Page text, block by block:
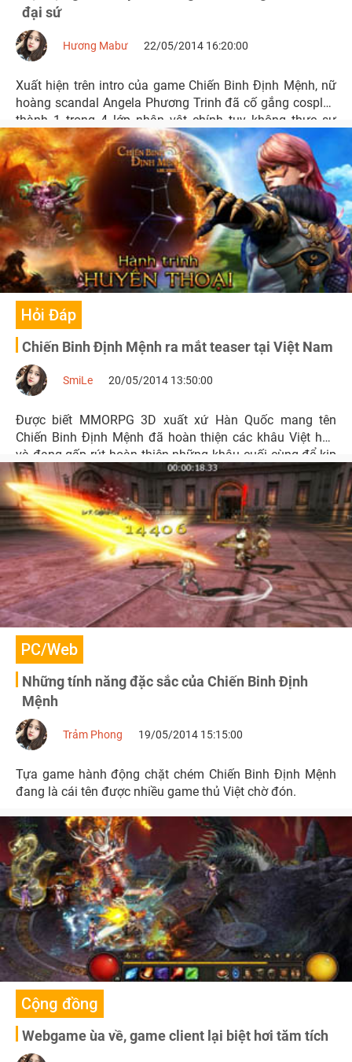
đại sứ
Hương Mabư 22/05/2014 16:20:00
Xuất hiện trên intro của game Chiến Binh Định Mệnh, nữ
hoàng scandal Angela Phương Trinh đã cố gắng cosplay
thành 1 trong 4 lớp nhân vật chính tuy không thực sự
giống với nguyên mẫu.
Hỏi Đáp
Chiến Binh Định Mệnh ra mắt teaser tại Việt Nam
SmiLe 20/05/2014 13:50:00
Được biết MMORPG 3D xuất xứ Hàn Quốc mang tên
Chiến Binh Định Mệnh đã hoàn thiện các khâu Việt hóa
và đang gấp rút hoàn thiện những khâu cuối cùng để kịp
ra mắt game thủ Việt trong tháng 5/2014 này. Đây cũng
là sản phẩm thứ hai sau Huyền Thoại Anh Hùng được
nhà phát hành VNPAY giới thiệu đến game thủ.
PC/Web
Những tính năng đặc sắc của Chiến Binh Định
Mệnh
Trảm Phong 19/05/2014 15:15:00
Tựa game hành động chặt chém Chiến Binh Định Mệnh
đang là cái tên được nhiều game thủ Việt chờ đón.
Cộng đồng
Webgame ùa về, game client lại biệt hơi tăm tích